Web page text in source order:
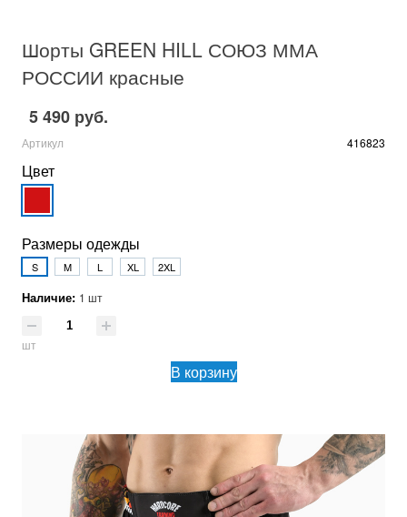
Шорты GREEN HILL СОЮЗ ММА
РОССИИ красные
5 490 руб.
Артикул 416823
Цвет
Размеры одежды
S M L XL 2XL
Наличие: 1 шт
шт
В корзину